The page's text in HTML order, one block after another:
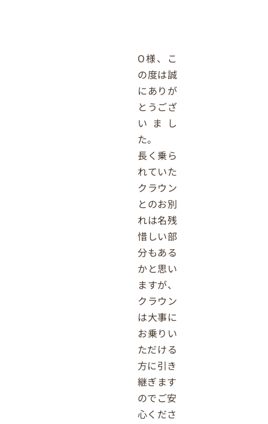
O様、こ
の度は誠
にありが
とうござ
いまし
た。
長く乗ら
れていた
クラウン
とのお別
れは名残
惜しい部
分もある
かと思い
ますが、
クラウン
は大事に
お乗りい
ただける
方に引き
継ぎます
のでご安
心くださ